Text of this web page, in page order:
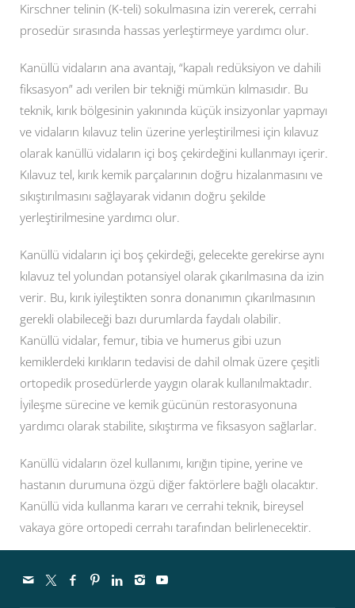
Kirschner telinin (K-teli) sokulmasına izin vererek, cerrahi
prosedür sırasında hassas yerleştirmeye yardımcı olur.
Kanüllü vidaların ana avantajı, “kapalı redüksiyon ve dahili
fiksasyon” adı verilen bir tekniği mümkün kılmasıdır. Bu
teknik, kırık bölgesinin yakınında küçük insizyonlar yapmayı
ve vidaların kılavuz telin üzerine yerleştirilmesi için kılavuz
olarak kanüllü vidaların içi boş çekirdeğini kullanmayı içerir.
Kılavuz tel, kırık kemik parçalarının doğru hizalanmasını ve
sıkıştırılmasını sağlayarak vidanın doğru şekilde
yerleştirilmesine yardımcı olur.
Kanüllü vidaların içi boş çekirdeği, gelecekte gerekirse aynı
kılavuz tel yolundan potansiyel olarak çıkarılmasına da izin
verir. Bu, kırık iyileştikten sonra donanımın çıkarılmasının
gerekli olabileceği bazı durumlarda faydalı olabilir.
Kanüllü vidalar, femur, tibia ve humerus gibi uzun
kemiklerdeki kırıkların tedavisi de dahil olmak üzere çeşitli
ortopedik prosedürlerde yaygın olarak kullanılmaktadır.
İyileşme sürecine ve kemik gücünün restorasyonuna
yardımcı olarak stabilite, sıkıştırma ve fiksasyon sağlarlar.
Kanüllü vidaların özel kullanımı, kırığın tipine, yerine ve
hastanın durumuna özgü diğer faktörlere bağlı olacaktır.
Kanüllü vida kullanma kararı ve cerrahi teknik, bireysel
vakaya göre ortopedi cerrahı tarafından belirlenecektir.